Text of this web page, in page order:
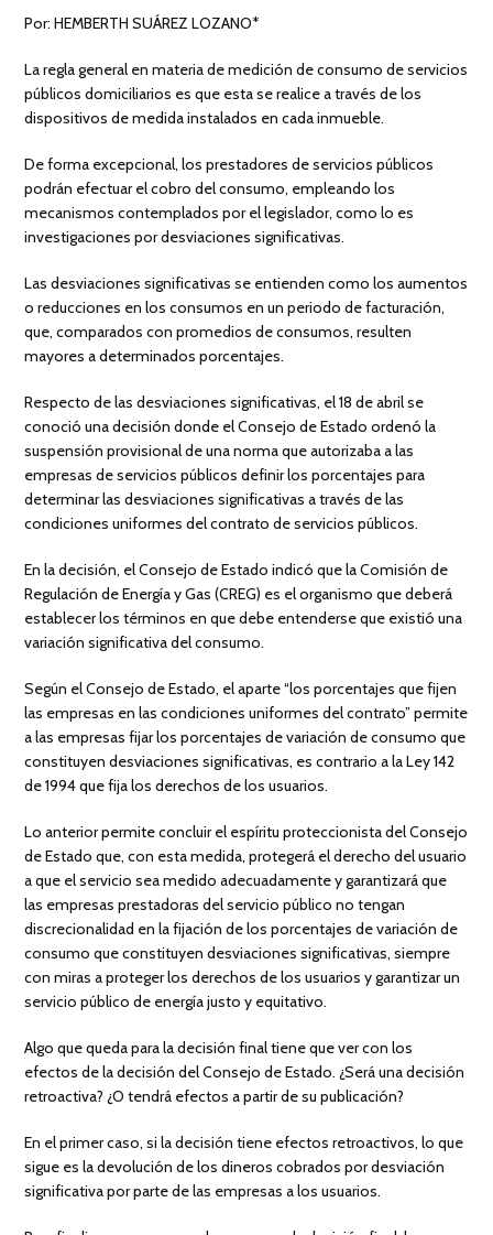
Por: HEMBERTH SUÁREZ LOZANO*
La regla general en materia de medición de consumo de servicios
públicos domiciliarios es que esta se realice a través de los
dispositivos de medida instalados en cada inmueble.
De forma excepcional, los prestadores de servicios públicos
podrán efectuar el cobro del consumo, empleando los
mecanismos contemplados por el legislador, como lo es
investigaciones por desviaciones significativas.
Las desviaciones significativas se entienden como los aumentos
o reducciones en los consumos en un periodo de facturación,
que, comparados con promedios de consumos, resulten
mayores a determinados porcentajes.
Respecto de las desviaciones significativas, el 18 de abril se
conoció una decisión donde el Consejo de Estado ordenó la
suspensión provisional de una norma que autorizaba a las
empresas de servicios públicos definir los porcentajes para
determinar las desviaciones significativas a través de las
condiciones uniformes del contrato de servicios públicos.
En la decisión, el Consejo de Estado indicó que la Comisión de
Regulación de Energía y Gas (CREG) es el organismo que deberá
establecer los términos en que debe entenderse que existió una
variación significativa del consumo.
Según el Consejo de Estado, el aparte “los porcentajes que fijen
las empresas en las condiciones uniformes del contrato” permite
a las empresas fijar los porcentajes de variación de consumo que
constituyen desviaciones significativas, es contrario a la Ley 142
de 1994 que fija los derechos de los usuarios.
Lo anterior permite concluir el espíritu proteccionista del Consejo
de Estado que, con esta medida, protegerá el derecho del usuario
a que el servicio sea medido adecuadamente y garantizará que
las empresas prestadoras del servicio público no tengan
discrecionalidad en la fijación de los porcentajes de variación de
consumo que constituyen desviaciones significativas, siempre
con miras a proteger los derechos de los usuarios y garantizar un
servicio público de energía justo y equitativo.
Algo que queda para la decisión final tiene que ver con los
efectos de la decisión del Consejo de Estado. ¿Será una decisión
retroactiva? ¿O tendrá efectos a partir de su publicación?
En el primer caso, si la decisión tiene efectos retroactivos, lo que
sigue es la devolución de los dineros cobrados por desviación
significativa por parte de las empresas a los usuarios.